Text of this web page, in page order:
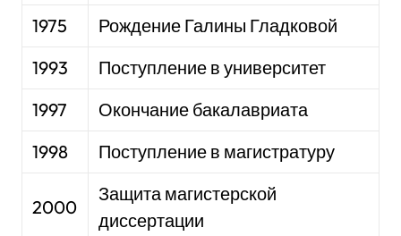
1975
Рождение Галины Гладковой
1993
Поступление в университет
1997
Окончание бакалавриата
1998
Поступление в магистратуру
2000
Защита магистерской
диссертации